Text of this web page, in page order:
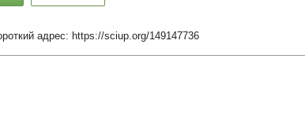
адрес: https://sciup.org/149147736